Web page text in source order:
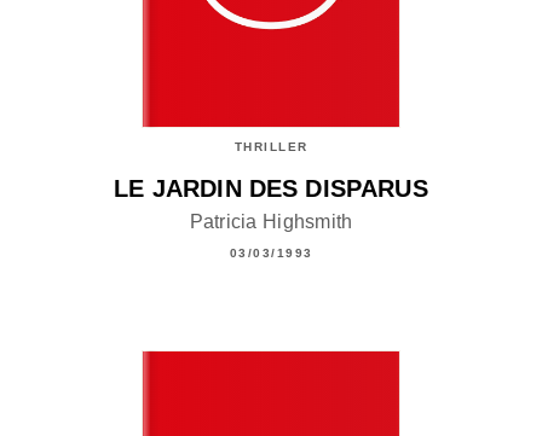
THRILLER
LE JARDIN DES DISPARUS
Patricia Highsmith
03/03/1993